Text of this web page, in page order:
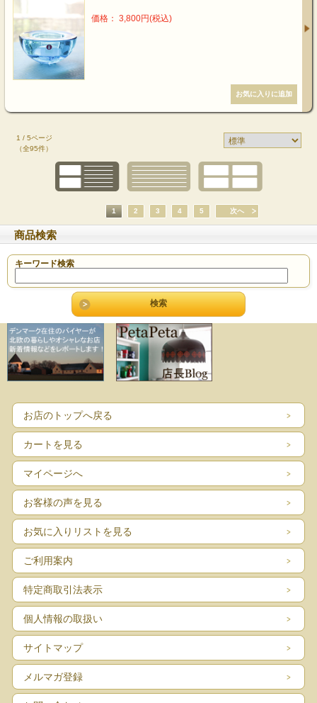
価格： 3,800円(税込)
1 / 5ページ
（全95件）
1 2 3 4 5 次へ
商品検索
キーワード検索
お店のトップへ戻る
カートを見る
マイページへ
お客様の声を見る
お気に入りリストを見る
ご利用案内
特定商取引法表示
個人情報の取扱い
サイトマップ
メルマガ登録